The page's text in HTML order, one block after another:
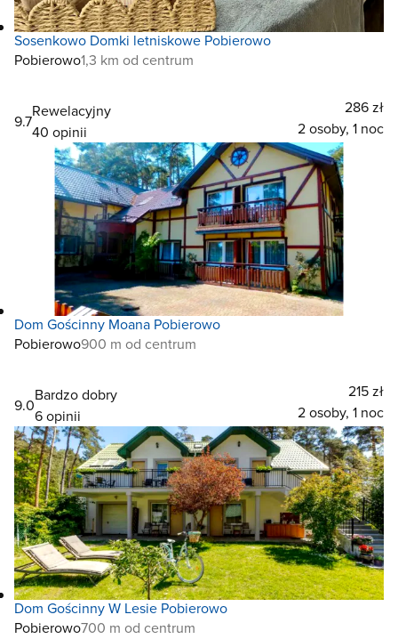
Sosenkowo Domki letniskowe Pobierowo
Pobierowo1,3 km od centrum
9.7
Rewelacyjny
40 opinii
286 zł
2 osoby, 1 noc
Dom Gościnny Moana Pobierowo
Pobierowo900 m od centrum
9.0
Bardzo dobry
6 opinii
215 zł
2 osoby, 1 noc
Dom Gościnny W Lesie Pobierowo
Pobierowo700 m od centrum